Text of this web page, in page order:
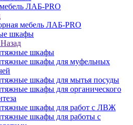
ЛАБ-PRO
мебель ЛАБ-PRO
шкафы
Назад
шкафы
шкафы для муфельных
шкафы для мытья посуды
шкафы для органического
шкафы для работ с ЛВЖ
шкафы для работы с